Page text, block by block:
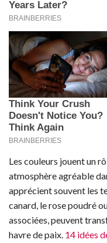
Les couleurs jouent un
atmosphère agréable
apprécient souvent les
canard, le rose poudré
associées, peuvent
havre de paix. 14 idées